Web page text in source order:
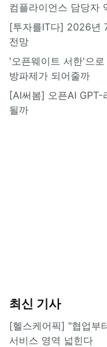
컴플라이언스 담당자
[투자를IT다] 2026년
전망
'오픈웨이트 서한'으로
방파제가 되어줄까
[AI써봄] 오픈AI GPT-
될까
최신 기사
[헬스케어픽] "협업부
서비스 영역 넓힌다